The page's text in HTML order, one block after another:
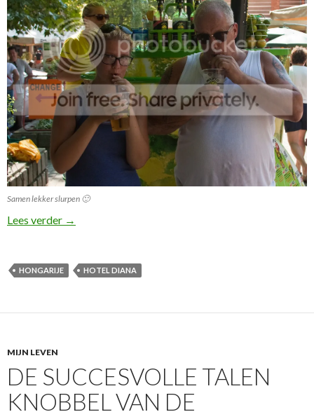
Samen lekker slurpen 🙂
Lees verder Wij kneutjesvolk in een dure luxe hotel in Hongarije!
→
HONGARIJE HOTEL DIANA
MIJN LEVEN
DE SUCCESVOLLE TALEN
KNOBBEL VAN DE